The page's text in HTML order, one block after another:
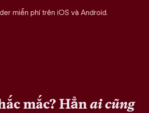
miễn phí trên iOS và Android.
mắc? Hẳnai cũng